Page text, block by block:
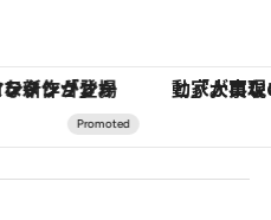
「大事なのは地域の意識を変えること」。ロレックス賞受賞の自然保護活動家が実現させたナイジェリアの自然環境の復活 【銀座で出合う最旬美容】美髪ケアや上質